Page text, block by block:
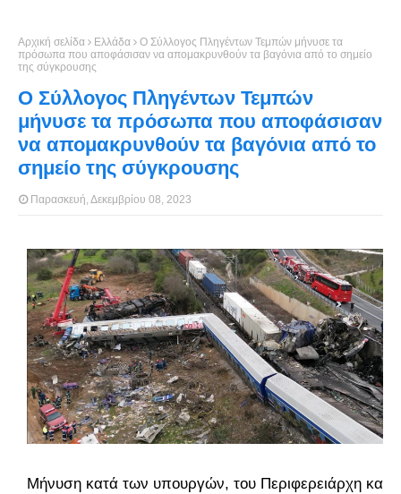
Αρχική σελίδα Ελλάδα
Ο Σύλλογος Πληγέντων Τεμπών μήνυσε τα
πρόσωπα που αποφάσισαν να απομακρυνθούν τα βαγόνια από το σημείο
της σύγκρουσης
Ο Σύλλογος Πληγέντων Τεμπών
μήνυσε τα πρόσωπα που αποφάσισαν
να απομακρυνθούν τα βαγόνια από το
σημείο της σύγκρουσης
Παρασκευή, Δεκεμβρίου 08, 2023
Μήνυση κατά των υπουργών, του Περιφερειάρχη και